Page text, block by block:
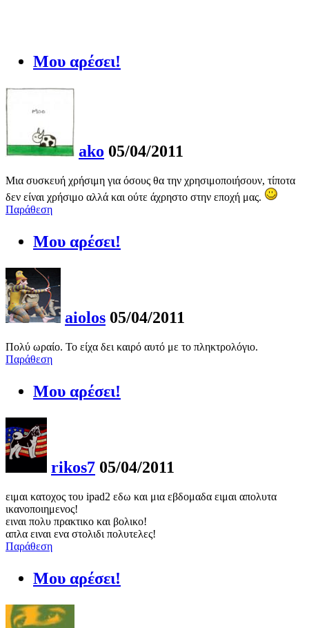
Μου αρέσει!
ako 05/04/2011
Μια συσκευή χρήσιμη για όσους θα την χρησιμοποιήσουν, τίποτα
δεν είναι χρήσιμο αλλά και ούτε άχρηστο στην εποχή μας.
Παράθεση
Μου αρέσει!
aiolos 05/04/2011
Πολύ ωραίο. Το είχα δει καιρό αυτό με το πληκτρολόγιο.
Παράθεση
Μου αρέσει!
rikos7 05/04/2011
ειμαι κατοχος του ipad2 εδω και μια εβδομαδα ειμαι απολυτα
ικανοποιημενος!
ειναι πολυ πρακτικο και βολικο!
απλα ειναι ενα στολιδι πολυτελες!
Παράθεση
Μου αρέσει!